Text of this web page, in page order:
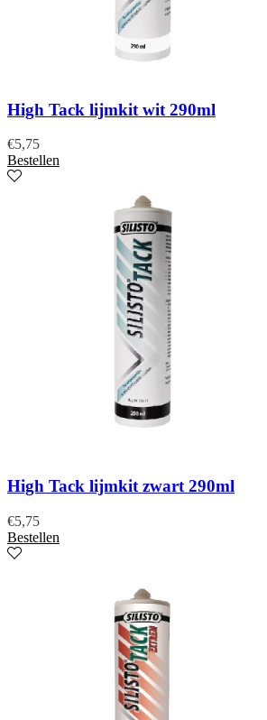
High Tack lijmkit wit 290ml
€5,75
Bestellen
High Tack lijmkit zwart 290ml
€5,75
Bestellen